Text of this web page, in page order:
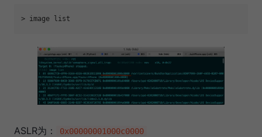
ASLR为： 0x00000001000c0000